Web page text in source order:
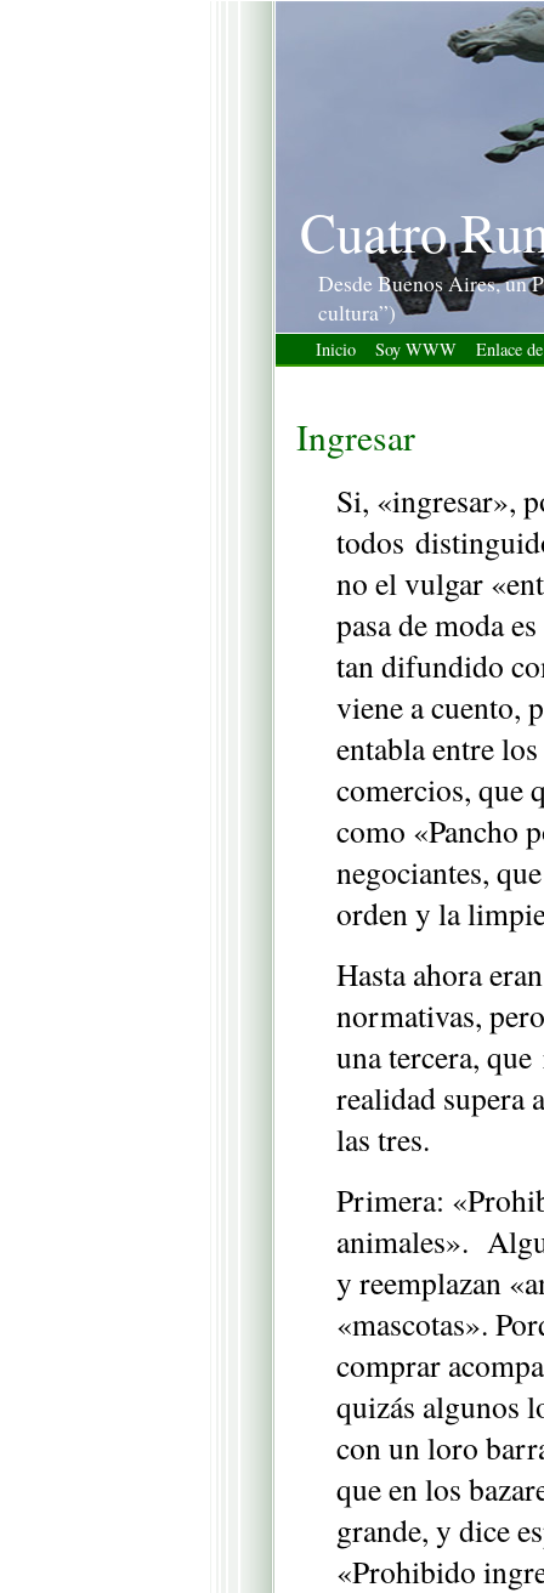
Cuatro
Desde Buenos Aires, un
cultura”)
Inicio Soy WWW Enlace
Ingresar
Si, «ingresar»,
todos
no el vulgar
pasa de moda
tan difundido
viene a cuento,
entabla entre
comercios, que
como «Pancho
negociantes,
orden y la
Hasta ahora
normativas,
una tercera,
realidad supera
las tres.
Primera:
animales».
y reemplazan
«mascotas».
comprar
quizás algunos
con un loro
que en los
grande, y dice
«Prohibido